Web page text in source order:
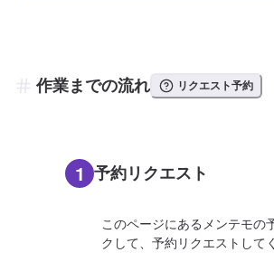
作業までの流れ リクエスト予約
1 予約リクエスト
このページにあるメンテモの
クして、予約リクエストして